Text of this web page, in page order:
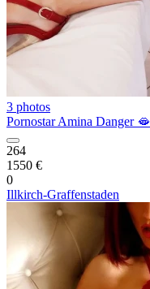
3 photos
Pornostar Amina Danger 🫦
264
1550 €
0
Illkirch-Graffenstaden